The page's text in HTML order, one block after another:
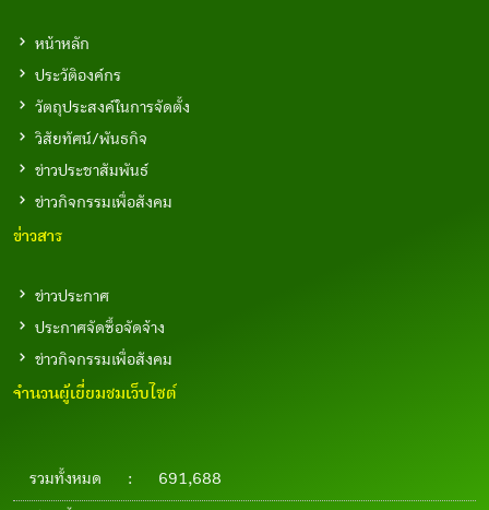
หน้าหลัก
ประวัติองค์กร
วัตถุประสงค์ในการจัดตั้ง
วิสัยทัศน์/พันธกิจ
ข่าวประชาสัมพันธ์
ข่าวกิจกรรมเพื่อสังคม
ข่าวสาร
ข่าวประกาศ
ประกาศจัดซื้อจัดจ้าง
ข่าวกิจกรรมเพื่อสังคม
จำนวนผู้เยี่ยมชมเว็บไซต์
รวมทั้งหมด : 691,688